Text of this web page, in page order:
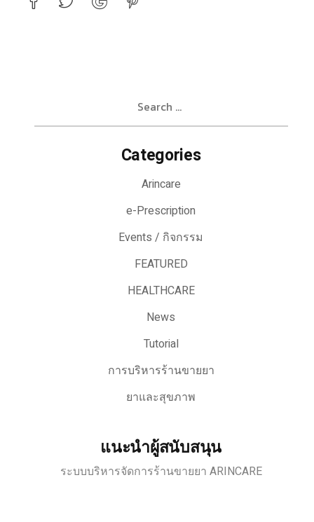
Categories
Arincare
e-Prescription
Events / กิจกรรม
FEATURED
HEALTHCARE
News
Tutorial
การบริหารร้านขายยา
ยาและสุขภาพ
แนะนำผู้สนับสนุน
ระบบบริหารจัดการร้านขายยา ARINCARE